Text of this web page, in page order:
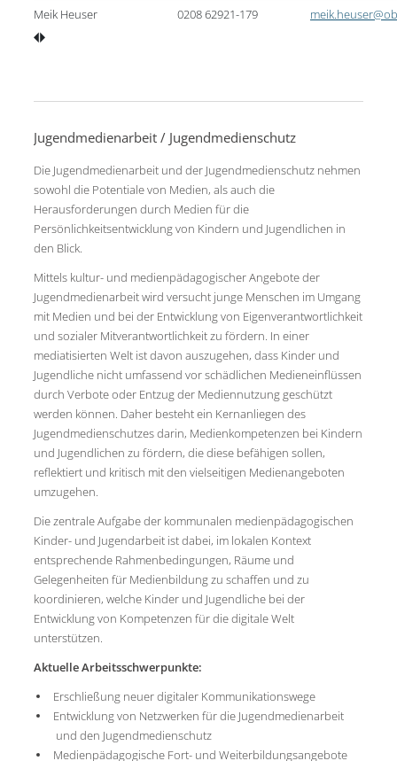
Meik Heuser
0208 62921-179
Jugendmedienarbeit / Jugendmedienschutz
Die Jugendmedienarbeit und der Jugendmedienschutz nehmen
sowohl die Potentiale von Medien, als auch die
Herausforderungen durch Medien für die
Persönlichkeitsentwicklung von Kindern und Jugendlichen in
den Blick.
Mittels kultur- und medienpädagogischer Angebote der
Jugendmedienarbeit wird versucht junge Menschen im Umgang
mit Medien und bei der Entwicklung von Eigenverantwortlichkeit
und sozialer Mitverantwortlichkeit zu fördern. In einer
mediatisierten Welt ist davon auszugehen, dass Kinder und
Jugendliche nicht umfassend vor schädlichen Medieneinflüssen
durch Verbote oder Entzug der Mediennutzung geschützt
werden können. Daher besteht ein Kernanliegen des
Jugendmedienschutzes darin, Medienkompetenzen bei Kindern
und Jugendlichen zu fördern, die diese befähigen sollen,
reflektiert und kritisch mit den vielseitigen Medienangeboten
umzugehen.
Die zentrale Aufgabe der kommunalen medienpädagogischen
Kinder- und Jugendarbeit ist dabei, im lokalen Kontext
entsprechende Rahmenbedingungen, Räume und
Gelegenheiten für Medienbildung zu schaffen und zu
koordinieren, welche Kinder und Jugendliche bei der
Entwicklung von Kompetenzen für die digitale Welt
unterstützen.
Aktuelle Arbeitsschwerpunkte:
Erschließung neuer digitaler Kommunikationswege
Entwicklung von Netzwerken für die Jugendmedienarbeit
und den Jugendmedienschutz
Medienpädagogische Fort- und Weiterbildungsangebote